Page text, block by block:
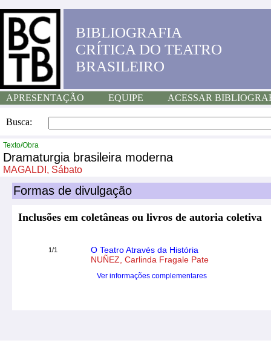
BIBLIOGRAFIA
CRÍTICA DO TEATRO
BRASILEIRO
APRESENTAÇÃO EQUIPE ACESSAR
Busca:
Texto/Obra
Dramaturgia brasileira moderna
MAGALDI, Sábato
Formas de divulgação
Inclusões em coletâneas ou livros de autoria coletiva
1/1
O Teatro Através da História
NUÑEZ, Carlinda Fragale Pate
Ver informações complementares